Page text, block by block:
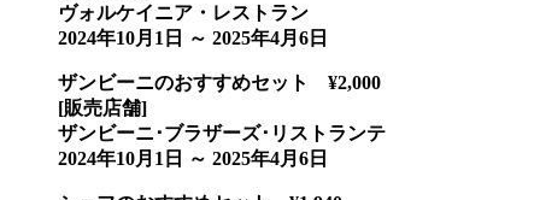
ヴォルケイニア・レストラン
2024年10月1日 ～ 2025年4月6日
ザンビーニのおすすめセット ¥2,000
[販売店舗]
ザンビーニ･ブラザーズ･リストランテ
2024年10月1日 ～ 2025年4月6日